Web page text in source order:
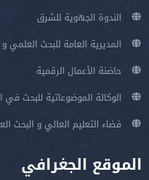
الندوة الجهوية للشرق
المديرية العامة للبحث العلمي
حاضنة الأعمال الرقمية
الوكالة الموضوعاتية للبحث في
فضاء التعليم العالي و البحث
الموقع الجغرافي